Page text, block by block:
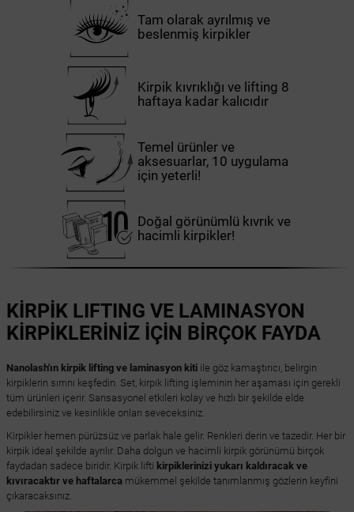
Tam olarak ayrılmış ve
beslenmiş kirpikler
Kirpik kıvrıklığı ve lifting 8
haftaya kadar kalıcıdır
Temel ürünler ve
aksesuarlar, 10 uygulama
için yeterli!
Doğal görünümlü kıvrık ve
hacimli kirpikler!
KİRPİK LIFTING VE LAMINASYON
KİRPİKLERİNİZ İÇİN BİRÇOK FAYDA
Nanolash'ın kirpik lifting ve laminasyon kitiile göz kamaştırıcı, belirgin
kirpiklerin sırrını keşfedin. Set, kirpik lifting işleminin her aşaması için gerekli
tüm ürünleri içerir. Sansasyonel etkileri kolay ve hızlı bir şekilde elde
edebilirsiniz ve kesinlikle onları seveceksiniz.
Kirpikler hemen pürüzsüz ve parlak hale gelir. Renkleri derin ve tazedir. Her bir
kirpik ideal şekilde ayrılır. Daha dolgun ve hacimli kirpik görünümü birçok
faydadan sadece biridir. Kirpik lifti kirpiklerinizi yukarı kaldıracak ve
kıvıracaktır ve haftalarca mükemmel şekilde tanımlanmış gözlerin keyfini
çıkaracaksınız.